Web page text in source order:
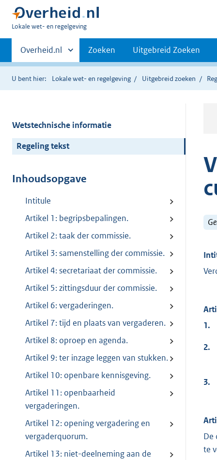
U
hier:
Lokale wet- en regelgeving
Primaire
navigatie
Andere
sites
binnen
Overheid.nl Zoeken Uitgebreid Zoeken
U bent hier: Lokale wet- en regelgeving Uitgebreid zoeken
Wetstechnische informatie
Regeling tekst
Inhoudsopgave
Intitule
Artikel 1: begripsbepalingen.
Artikel 2: taak der commissie.
Artikel 3: samenstelling der commissie.
Artikel 4: secretariaat der commissie.
Artikel 5: zittingsduur der commissie.
Artikel 6: vergaderingen.
Artikel 7: tijd en plaats van vergaderen.
Artikel 8: oproep en agenda.
Artikel 9: ter inzage leggen van stukken.
Artikel 10: openbare kennisgeving.
Artikel 11: openbaarheid
vergaderingen.
Artikel 12: opening vergadering en
vergaderquorum.
Artikel 13: niet-deelneming aan de
1.
2.
3.
De
te